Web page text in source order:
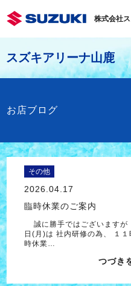
株式会社
スズキアリーナ山鹿
お店ブログ
その他
2026.04.17
臨時休業のご案内
誠に勝手ではございますが
日(月)は 社内研修の為、 １１
時休業…
つづき